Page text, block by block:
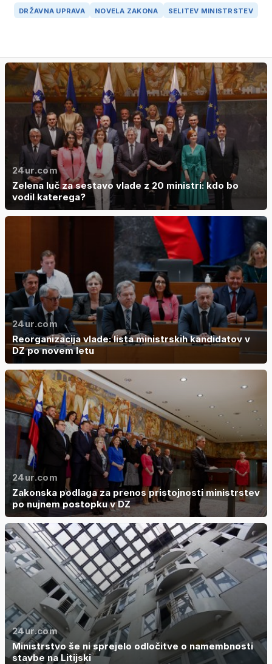
DRŽAVNA UPRAVA NOVELA ZAKONA SELITEV MINISTRSTEV
24ur.com
Zelena luč za sestavo vlade z 20 ministri: kdo bo
vodil katerega?
24ur.com
Reorganizacija vlade: lista ministrskih kandidatov v
DZ po novem letu
24ur.com
Zakonska podlaga za prenos pristojnosti ministrstev
po nujnem postopku v DZ
24ur.com
Ministrstvo še ni sprejelo odločitve o namembnosti
stavbe na Litijski